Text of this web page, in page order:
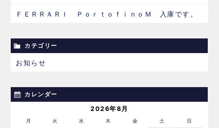
ＦＥＲＲＡＲＩ ＰｏｒｔｏｆｉｎｏＭ 入庫です。
カテゴリー
お知らせ
カレンダー
2026年8月
月 火 水 木 金 土 日